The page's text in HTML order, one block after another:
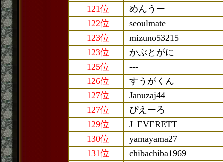
121位
めんうー
122位
seoulmate
123位
mizuno53215
123位
かぶとがに
125位
---
126位
すうがくん
127位
Januzaj44
127位
ぴえーろ
129位
J_EVERETT
130位
yamayama27
131位
chibachiba1969